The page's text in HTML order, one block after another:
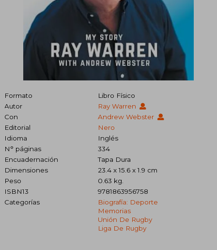
Formato
Libro Físico
Autor
Ray Warren
Con
Andrew Webster
Editorial
Nero
Idioma
Inglés
N° páginas
334
Encuadernación
Tapa Dura
Dimensiones
23.4 x 15.6 x 1.9 cm
Peso
0.63 kg.
ISBN13
9781863956758
Categorías
Biografía: Deporte
Memorias
Unión De Rugby
Liga De Rugby